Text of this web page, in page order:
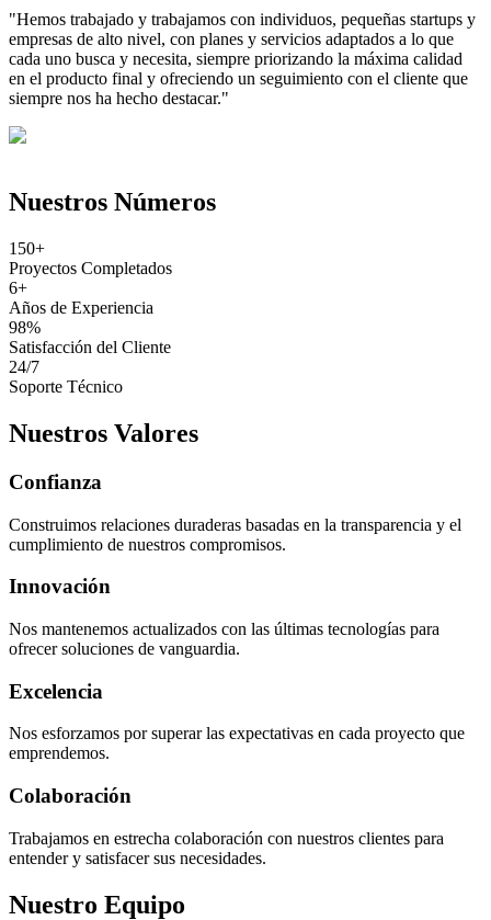
"Hemos trabajado y trabajamos con individuos, pequeñas startups y
empresas de alto nivel, con planes y servicios adaptados a lo que
cada uno busca y necesita, siempre priorizando la máxima calidad
en el producto final y ofreciendo un seguimiento con el cliente que
siempre nos ha hecho destacar."
Nuestros Números
150+
Proyectos Completados
6+
Años de Experiencia
98%
Satisfacción del Cliente
24/7
Soporte Técnico
Nuestros Valores
Confianza
Construimos relaciones duraderas basadas en la transparencia y el
cumplimiento de nuestros compromisos.
Innovación
Nos mantenemos actualizados con las últimas tecnologías para
ofrecer soluciones de vanguardia.
Excelencia
Nos esforzamos por superar las expectativas en cada proyecto que
emprendemos.
Colaboración
Trabajamos en estrecha colaboración con nuestros clientes para
entender y satisfacer sus necesidades.
Nuestro Equipo